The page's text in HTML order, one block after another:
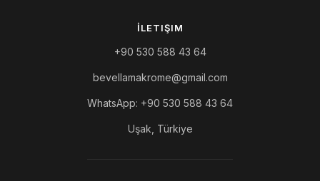
İLETIŞIM
+90 530 588 43 64
bevellamakrome@gmail.com
WhatsApp: +90 530 588 43 64
Uşak, Türkiye